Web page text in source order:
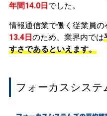
年間14.0日でした。
情報通信業で働く従業員の
13.4日のため、業界内では
すさであるといえます。
フォーカスシステ